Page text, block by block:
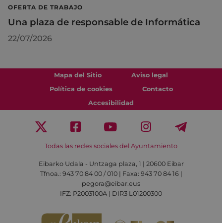
OFERTA DE TRABAJO
Una plaza de responsable de Informática
22/07/2026
Mapa del Sitio
Aviso legal
Política de cookies
Contacto
Accesibilidad
Todas las redes sociales del Ayuntamiento
Eibarko Udala - Untzaga plaza, 1 | 20600 Eibar
Tfnoa.: 943 70 84 00 / 010 | Faxa: 943 70 84 16 |
pegora@eibar.eus
IFZ: P2003100A | DIR3 L01200300